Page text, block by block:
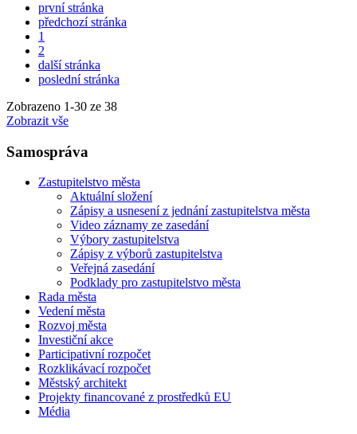
první stránka
předchozí stránka
1
2
další stránka
poslední stránka
Zobrazeno 1-30 ze 38
Zobrazit vše
Samospráva
Zastupitelstvo města
Aktuální složení
Zápisy a usnesení z jednání zastupitelstva města
Video záznamy ze zasedání
Výbory zastupitelstva
Zápisy z výborů zastupitelstva
Veřejná zasedání
Podklady pro zastupitelstvo města
Rada města
Vedení města
Rozvoj města
Investiční akce
Participativní rozpočet
Rozklikávací rozpočet
Městský architekt
Projekty financované z prostředků EU
Média